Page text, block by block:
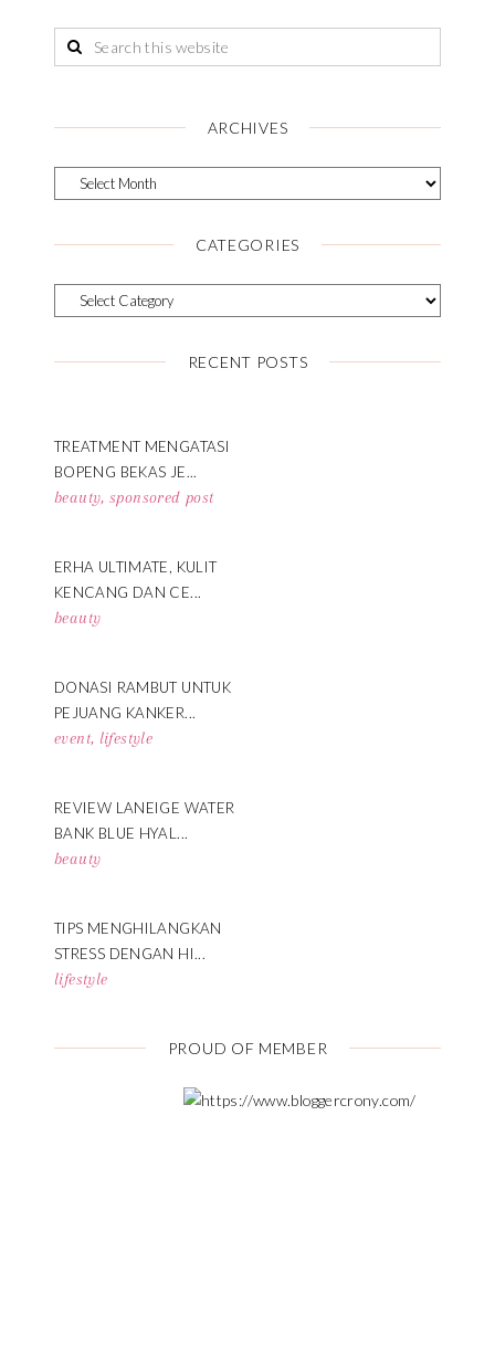
ARCHIVES
CATEGORIES
RECENT POSTS
TREATMENT MENGATASI
BOPENG BEKAS JE...
beauty, sponsored post
ERHA ULTIMATE, KULIT
KENCANG DAN CE...
beauty
DONASI RAMBUT UNTUK
PEJUANG KANKER...
event, lifestyle
REVIEW LANEIGE WATER
BANK BLUE HYAL...
beauty
TIPS MENGHILANGKAN
STRESS DENGAN HI...
lifestyle
PROUD OF MEMBER